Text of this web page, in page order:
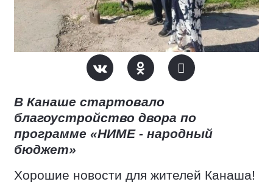
В Канаше стартовало
благоустройство двора по
программе «НИМЕ - народный
бюджет»
Хорошие новости для жителей Канаша!